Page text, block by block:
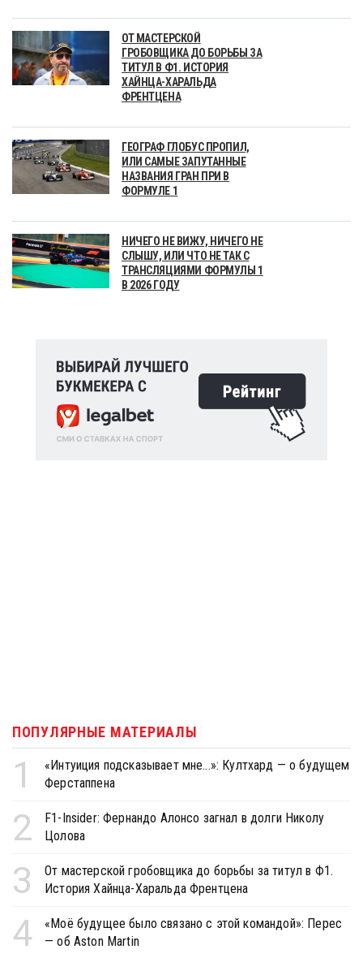
ОТ МАСТЕРСКОЙ
ГРОБОВЩИКА ДО БОРЬБЫ ЗА
ТИТУЛ В Ф1. ИСТОРИЯ
ХАЙНЦА-ХАРАЛЬДА
ФРЕНТЦЕНА
ГЕОГРАФ ГЛОБУС ПРОПИЛ,
ИЛИ САМЫЕ ЗАПУТАННЫЕ
НАЗВАНИЯ ГРАН ПРИ В
ФОРМУЛЕ 1
НИЧЕГО НЕ ВИЖУ, НИЧЕГО НЕ
СЛЫШУ, ИЛИ ЧТО НЕ ТАК С
ТРАНСЛЯЦИЯМИ ФОРМУЛЫ 1
В 2026 ГОДУ
ПОПУЛЯРНЫЕ МАТЕРИАЛЫ
1
«Интуиция подсказывает мне...»: Култхард — о будущем
Ферстаппена
2
F1-Insider: Фернандо Алонсо загнал в долги Николу
Цолова
3
От мастерской гробовщика до борьбы за титул в Ф1.
История Хайнца-Харальда Френтцена
4
«Моё будущее было связано с этой командой»: Перес
— об Aston Martin